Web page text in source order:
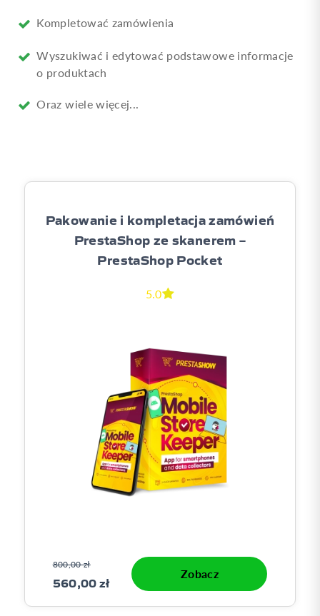
0
Kompletować zamówienia
Wyszukiwać i edytować podstawowe informacje
o produktach
Oraz wiele więcej...
Pakowanie i kompletacja zamówień
PrestaShop ze skanerem –
PrestaShop Pocket
5.0
800,00 zł
560,00 zł
Zobacz